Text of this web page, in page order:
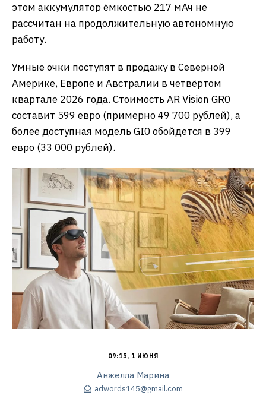
этом аккумулятор ёмкостью 217 мАч не
рассчитан на продолжительную автономную
работу.
Умные очки поступят в продажу в Северной
Америке, Европе и Австралии в четвёртом
квартале 2026 года. Стоимость AR Vision GR0
составит 599 евро (примерно 49 700 рублей), а
более доступная модель GI0 обойдется в 399
евро (33 000 рублей).
09:15, 1 ИЮНЯ
Анжелла Марина
adwords145@gmail.com